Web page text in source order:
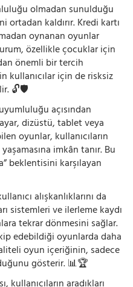
olmadan sunulduğu
ortadan kaldırır. Kredi kartı
oynanan oyunlar
özellikle çocuklar için
önemli bir tercih
kullanıcılar için de risksiz
🔓🛡️
açısından
dizüstü, tablet veya
oyunlar, kullanıcıların
imkân tanır. Bu
beklentisini karşılayan
alışkanlıklarını da
sistemleri ve ilerleme kaydı
tekrar dönmesini sağlar.
edebildiği oyunlarda daha
oyun içeriğinin, sadece
gösterir. 📊🏆